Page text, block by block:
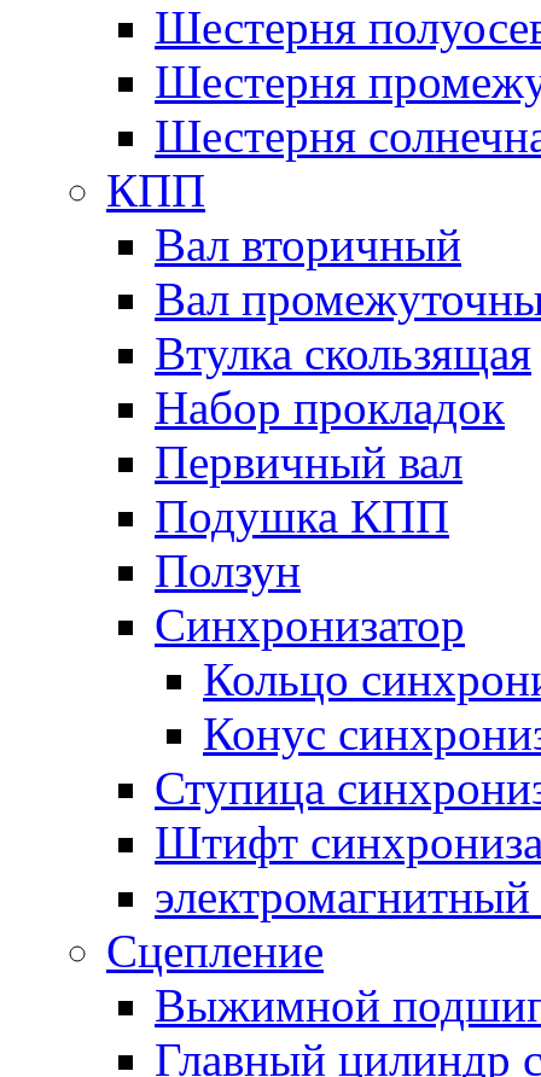
Шестерня
Шестерня
Шестерня
КПП
Вал вторичный
Вал
Втулка скользящая
Набор прокладок
Первичный вал
Подушка КПП
Ползун
Синхронизатор
Кольцо
Конус
Ступица
Штифт
электромагнитный
Сцепление
Выжимной
Главный цилиндр